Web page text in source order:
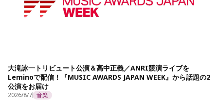
大滝詠一トリビュート公演＆高中正義／ANRI競演ライブを
Leminoで配信！『MUSIC AWARDS JAPAN WEEK』から話題の2
公演をお届け
2026/8/7 音楽